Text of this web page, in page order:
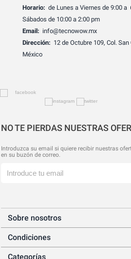
Horario: de Lunes a Viernes de 9:00 a
Sábados de 10:00 a 2:00 pm
Email: info@tecnowow.mx
Dirección: 12 de Octubre 109, Col.
México
NO TE PIERDAS NUESTRAS
Introduzca su email si quiere recibir nuestras
en su buzón de correo.
Sobre nosotros
Condiciones
Categorías